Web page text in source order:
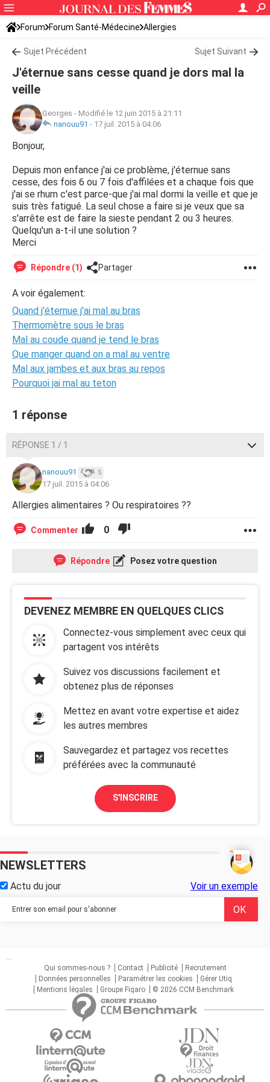
Forum Forum Santé-Médecine Allergies
Sujet Précédent Sujet Suivant
J'éternue sans cesse quand je dors mal la
veille
Georges - Modifié le 12 juin 2015 à 21:11
nanouu91 - 17 juil. 2015 à 04:06
Bonjour,
Depuis mon enfance j'ai ce problème, j'éternue sans
cesse, des fois 6 ou 7 fois d'affilées et a chaque fois que
j'ai se rhum c'est parce-que j'ai mal dormi la veille et que je
suis très fatigué. La seul chose a faire si je veux que sa
s'arrête est de faire la sieste pendant 2 ou 3 heures.
Quelqu'un a-t-il une solution ?
Merci
Répondre (1) Partager
A voir également:
Quand j'éternue j'ai mal au bras
Thermomètre sous le bras
Mal au coude quand je tend le bras
Que manger quand on a mal au ventre
Mal aux jambes et aux bras au repos
Pourquoi jai mal au teton
1 réponse
RÉPONSE 1 / 1
nanouu91 5
17 juil. 2015 à 04:06
Allergies alimentaires ? Ou respiratoires ??
Commenter 0
Répondre Posez votre question
DEVENEZ MEMBRE EN QUELQUES CLICS
Connectez-vous simplement avec ceux qui
partagent vos intérêts
Suivez vos discussions facilement et
obtenez plus de réponses
Mettez en avant votre expertise et aidez
les autres membres
Sauvegardez et partagez vos recettes
préférées avec la communauté
S'INSCRIRE
NEWSLETTERS
Actu du jour Voir un exemple
...
Qui sommes-nous ?
Contact Publicité
Recrutement
Données personnelles
Paramétrer les cookies
Gérer Utiq
Mentions légales
Groupe Figaro © 2026 CCM Benchmark